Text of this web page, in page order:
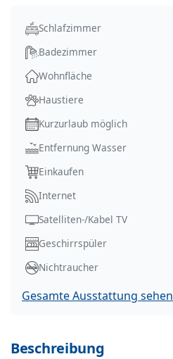
Schlafzimmer
Badezimmer
Wohnfläche
Haustiere
Kurzurlaub möglich
Entfernung Wasser
Einkaufen
Internet
Satelliten-/Kabel TV
Geschirrspüler
Nichtraucher
Gesamte Ausstattung sehen
Beschreibung